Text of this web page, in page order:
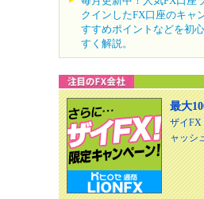
クインしたFX口座のキャ
すすめポイントなどを初
すく解説。
最大
ザイFX
ャッシ